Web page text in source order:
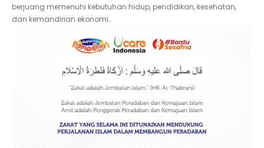
berjuang memenuhi kebutuhan hidup, pendidikan, kesehatan,
dan kemandirian ekonomi.